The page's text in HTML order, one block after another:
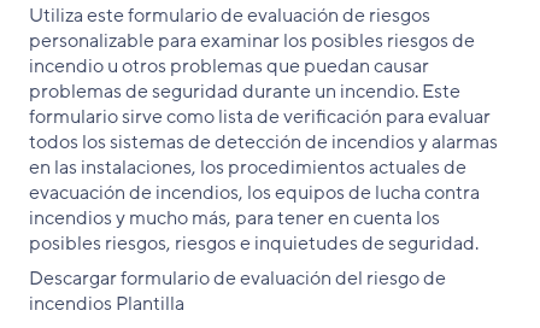
Utiliza este formulario de evaluación de riesgos
personalizable para examinar los posibles riesgos de
incendio u otros problemas que puedan causar
problemas de seguridad durante un incendio. Este
formulario sirve como lista de verificación para evaluar
todos los sistemas de detección de incendios y alarmas
en las instalaciones, los procedimientos actuales de
evacuación de incendios, los equipos de lucha contra
incendios y mucho más, para tener en cuenta los
posibles riesgos, riesgos e inquietudes de seguridad.
Descargar formulario de evaluación del riesgo de
incendios Plantilla